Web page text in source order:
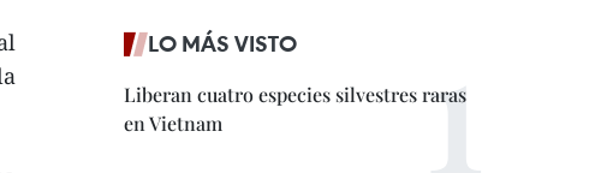
LO MÁS VISTO
Liberan cuatro especies silvestres raras
en Vietnam